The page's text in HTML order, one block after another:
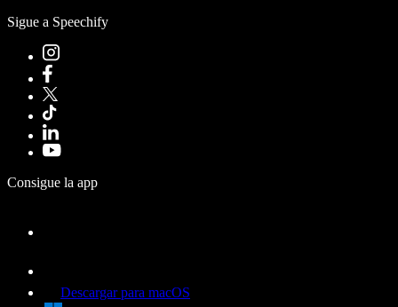
Sigue a Speechify
Consigue la app
Descargar para macOS